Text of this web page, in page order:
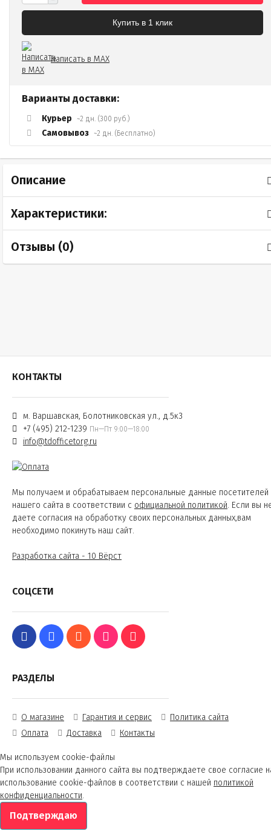
Купить в 1 клик
Написать в MAX
Варианты доставки:
Курьер ~2 дн. (300 руб.)
Самовывоз ~2 дн. (Бесплатно)
Описание
Характеристики:
Отзывы (0)
КОНТАКТЫ
м. Варшавская, Болотниковская ул., д.5к3
+7 (495) 212-1239 Пн—Пт 9:00—18:00
info@tdofficetorg.ru
Мы получаем и обрабатываем персональные данные посетителей
нашего сайта в соответствии с официальной политикой. Если вы
даете согласия на обработку своих персональных данных,вам
необходимо покинуть наш сайт.
Разработка сайта - 10 Вёрст
СОЦСЕТИ
РАЗДЕЛЫ
О магазине Гарантия и сервис
Политика сайта
Оплата
Доставка Контакты
Мы используем cookie-файлы
При использовании данного сайта вы подтверждаете свое согласие
использование cookie-файлов в соответствии с нашей политикой
конфиденциальности.
Подтверждаю